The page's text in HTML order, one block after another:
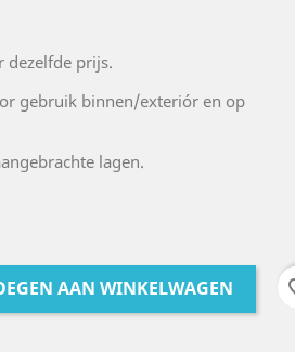
dezelfde prijs.
gebruik binnen/exteriór en op
lagen.
AAN WINKELWAGEN